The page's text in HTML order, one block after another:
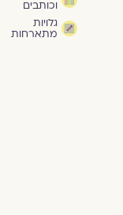
וכותבים
גלויות
מתארחות